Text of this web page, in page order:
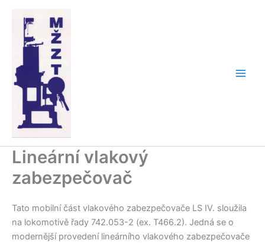
Lineární vlakový
zabezpečovač
Tato mobilní část vlakového zabezpečovače LS IV. sloužila
na lokomotivě řady 742.053-2 (ex. T466.2). Jedná se o
modernější provedení lineárního vlakového zabezpečovače